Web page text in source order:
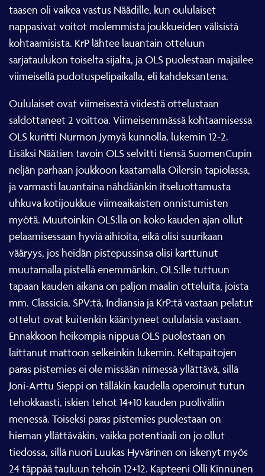
taasen oli vaikea vastus Näädille, kun oululaiset
nappasivat voitot molemmista joukkueiden välisistä
kohtaamisista. KrP lähtee lauantain otteluun
sarjataulukon toiselta sijalta, ja OLS puolestaan majailee
viimeisellä pudotuspelipaikalla, eli kahdeksantena.
Oululaiset ovat viimeisestä viidestä ottelustaan
saldottaneet 2 voittoa. Viimeisemmässä kohtaamisessa
OLS kuritti Nurmon Jymyä kunnolla, lukemin 12-2.
Lisäksi Näätien tavoin OLS selvitti tiensä SuomenCupin
neljän parhaan joukkoon kaatamalla Oilersin tapiolassa,
ja varmasti lauantaina nähdäänkin itseluottamusta
uhkuva kotijoukkue viimeaikaisten onnistumisten
myötä. Muutoinkin OLS:lla on koko kauden ajan ollut
pelaamisessaan hyviä aihioita, eikä olisi suurikaan
vääryys, jos heidän pistepussinsa olisi karttunut
muutamalla pistellä enemmänkin. OLS:lle tuttuun
tapaan kauden aikana on paljon maalin otteluita, joista
mm. Classicia, SPV:tä, Indiansia ja KrP:tä vastaan pelatut
ottelut ovat kuitenkin kääntyneet oululaisia vastaan.
Ennakkoon heikompia nippua OLS puolestaan on
laittanut mattoon selkeinkin lukemin. Keltapaitojen
paras pistemies ei ole missään nimessä yllättävä, sillä
Joni-Arttu Sieppi on tälläkin kaudella operoinut tutun
tehokkaasti, iskien tehot 14+10 kauden puoliväliin
menessä. Toiseksi paras pistemies puolestaan on
hieman yllättäväkin, vaikka potentiaali on jo ollut
tiedossa, sillä nuori Luukas Hyvärinen on iskenyt myös
24 täppää tauluun tehoin 12+12. Kapteeni Olli Kinnunen